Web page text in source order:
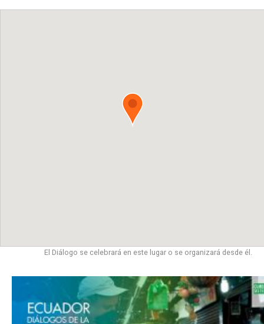
El Diálogo se celebrará en este lugar o se organizará desde él.